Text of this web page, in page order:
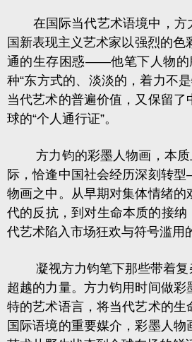
在国际当代艺术语境中，方力
国新表现主义艺术家以强烈的色
通的生存困惑——他笔下人物的
种“东方式的、淡淡的，着力不
当代艺术的普遍价值，又保留
球的“个人通行证”。
方力钧的彩墨人物画，本质上
际，恰逢中国社会经历深刻转
物画之中。从早期对集体情绪
代的反抗，到对生命本质的接
代艺术陷入市场狂欢与符号滥用
凝视方力钧笔下那些带着复杂
超越的力量。方力钧用时间做
特的艺术语言，将当代艺术的
国际语境的重要媒介，彩墨人